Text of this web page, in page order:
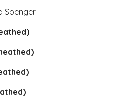
Spenger